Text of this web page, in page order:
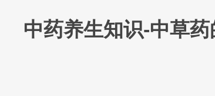
中药养生知识-中草药